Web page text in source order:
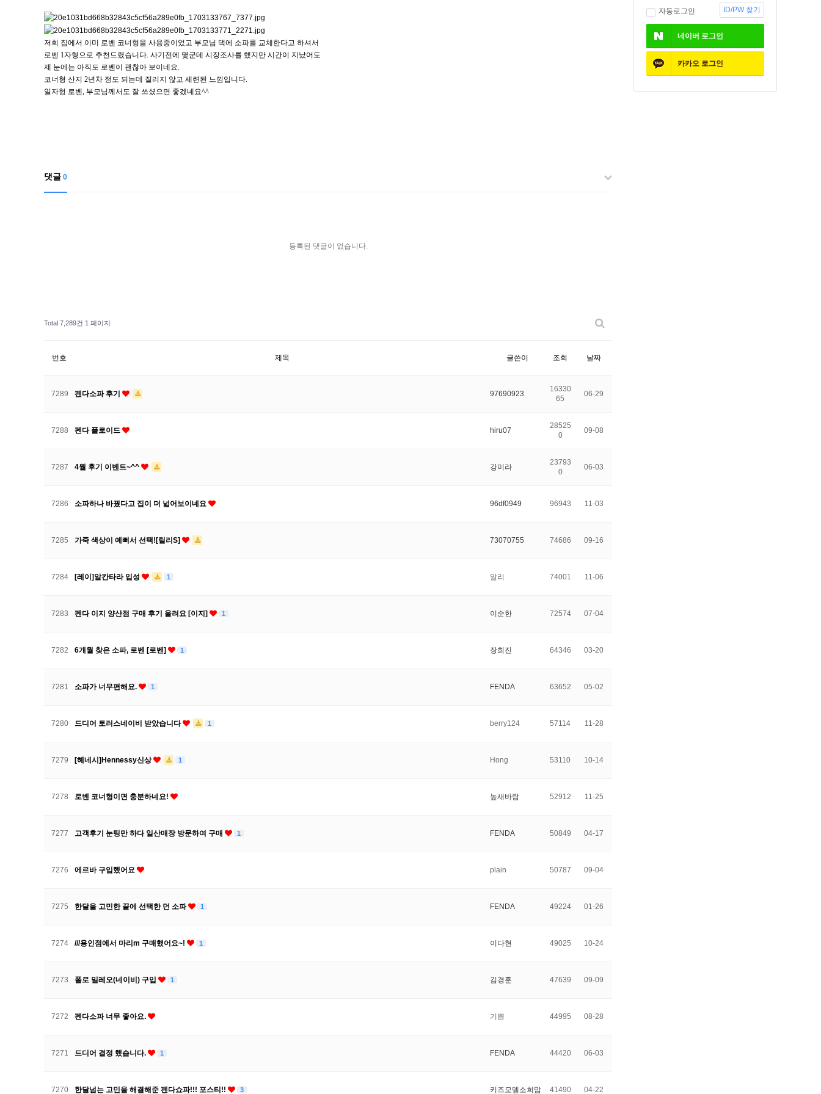
저희 집에서 이미 로벤 코너형을 사용중이었고 부모님 댁에 소파를 교체한다고 하셔서
로벤 1자형으로 추천드렸습니다 사기전에 몇군데 시장조사를 했지만 시간이 지났어도
제 눈에는 아직도 로벤이 괜찮아 보이네요
코너형 산지 2년차 정도 되는데 질리지 않고 세련된 느낌입니다
일자형 로벤 부모님께서도 잘 쓰셨으면 좋겠네요^^
댓글 0
등록된 댓글이 없습니다.
Total 7,289건 1 페이지
번호 제목 글쓴이 조회 날짜
7289 펜다소파 후기 97690923
16330
65
06-29
7288 펜다 플로이드 hiru07
28525
0
09-08
7287 4월 후기 이벤트~^^ 강미라
23793
0
06-03
7286 소파하나 바꿨다고 집이 더 넓어보이네요 96df0949 96943 11-03
7285 가죽 색상이 예뻐서 선택![릴리S] 73070755 74686 09-16
7284 [레이]알칸타라 입성 1 알리 74001 11-06
7283 펜다 이지 양산점 구매 후기 올려요 [이지] 1 이순한 72574 07-04
7282 6개월 찾은 소파, 로벤 [로벤] 1 장희진 64346 03-20
7281 소파가 너무편해요. 1 FENDA 63652 05-02
7280 드디어 토러스네이비 받았습니다 1 berry124 57114 11-28
7279 [헤네시]Hennessy신상 1 Hong 53110 10-14
7278 로벤 코너형이면 충분하네요! 높새바람 52912 11-25
7277 고객후기 눈팅만 하다 일산매장 방문하여 구매 1 FENDA 50849 04-17
7276 에르바 구입했어요 plain 50787 09-04
7275 한달을 고민한 끝에 선택한 던 소파 1 FENDA 49224 01-26
7274 ///용인점에서 마리m 구매했어요~! 1 이다현 49025 10-24
7273 폴로 밀레오(네이비) 구입 1 김경훈 47639 09-09
7272 펜다소파 너무 좋아요. 기쁨 44995 08-28
7271 드디어 결정 했습니다. 1 FENDA 44420 06-03
7270 한달넘는 고민을 해결해준 펜다쇼파!!! 포스티!! 3 키즈모델소희맘 41490 04-22
자동로그인 ID/PW 찾기
네이버 로그인
카카오 로그인